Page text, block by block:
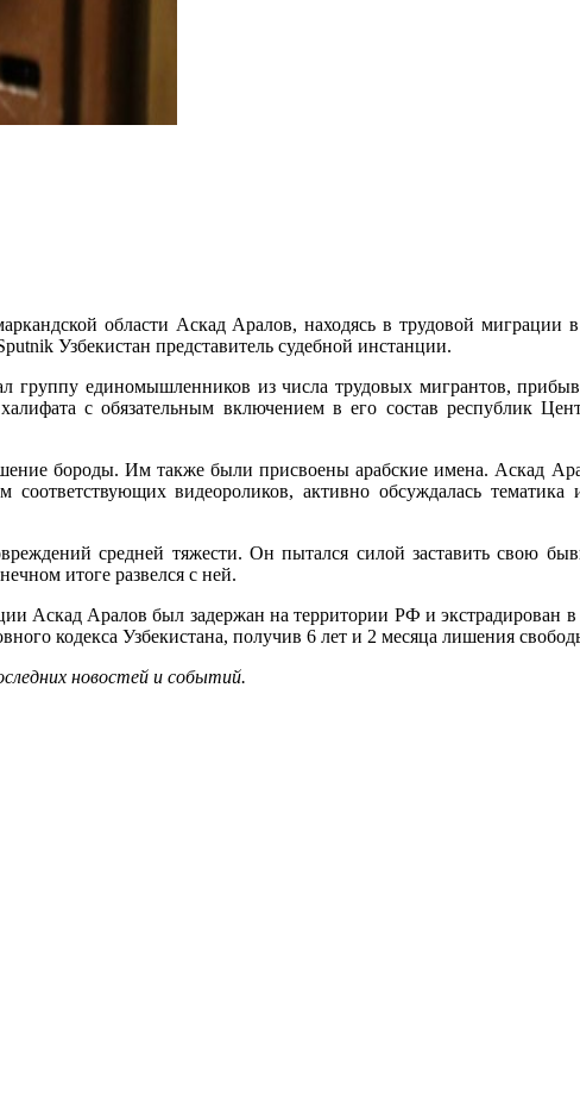
области Аскад Аралов, находясь в трудовой миграции
Узбекистан представитель судебной инстанции.
группу единомышленников из числа трудовых мигрантов,
с обязательным включением в его состав республик
бороды. Им также были присвоены арабские имена. Аскад
видеороликов, активно обсуждалась
средней тяжести. Он пытался силой заставить свою
итоге развелся с ней.
Аскад Аралов был задержан на территории РФ и экстрадирован
кодекса Узбекистана, получив 6 лет и 2 месяца лишения
новостей и событий.